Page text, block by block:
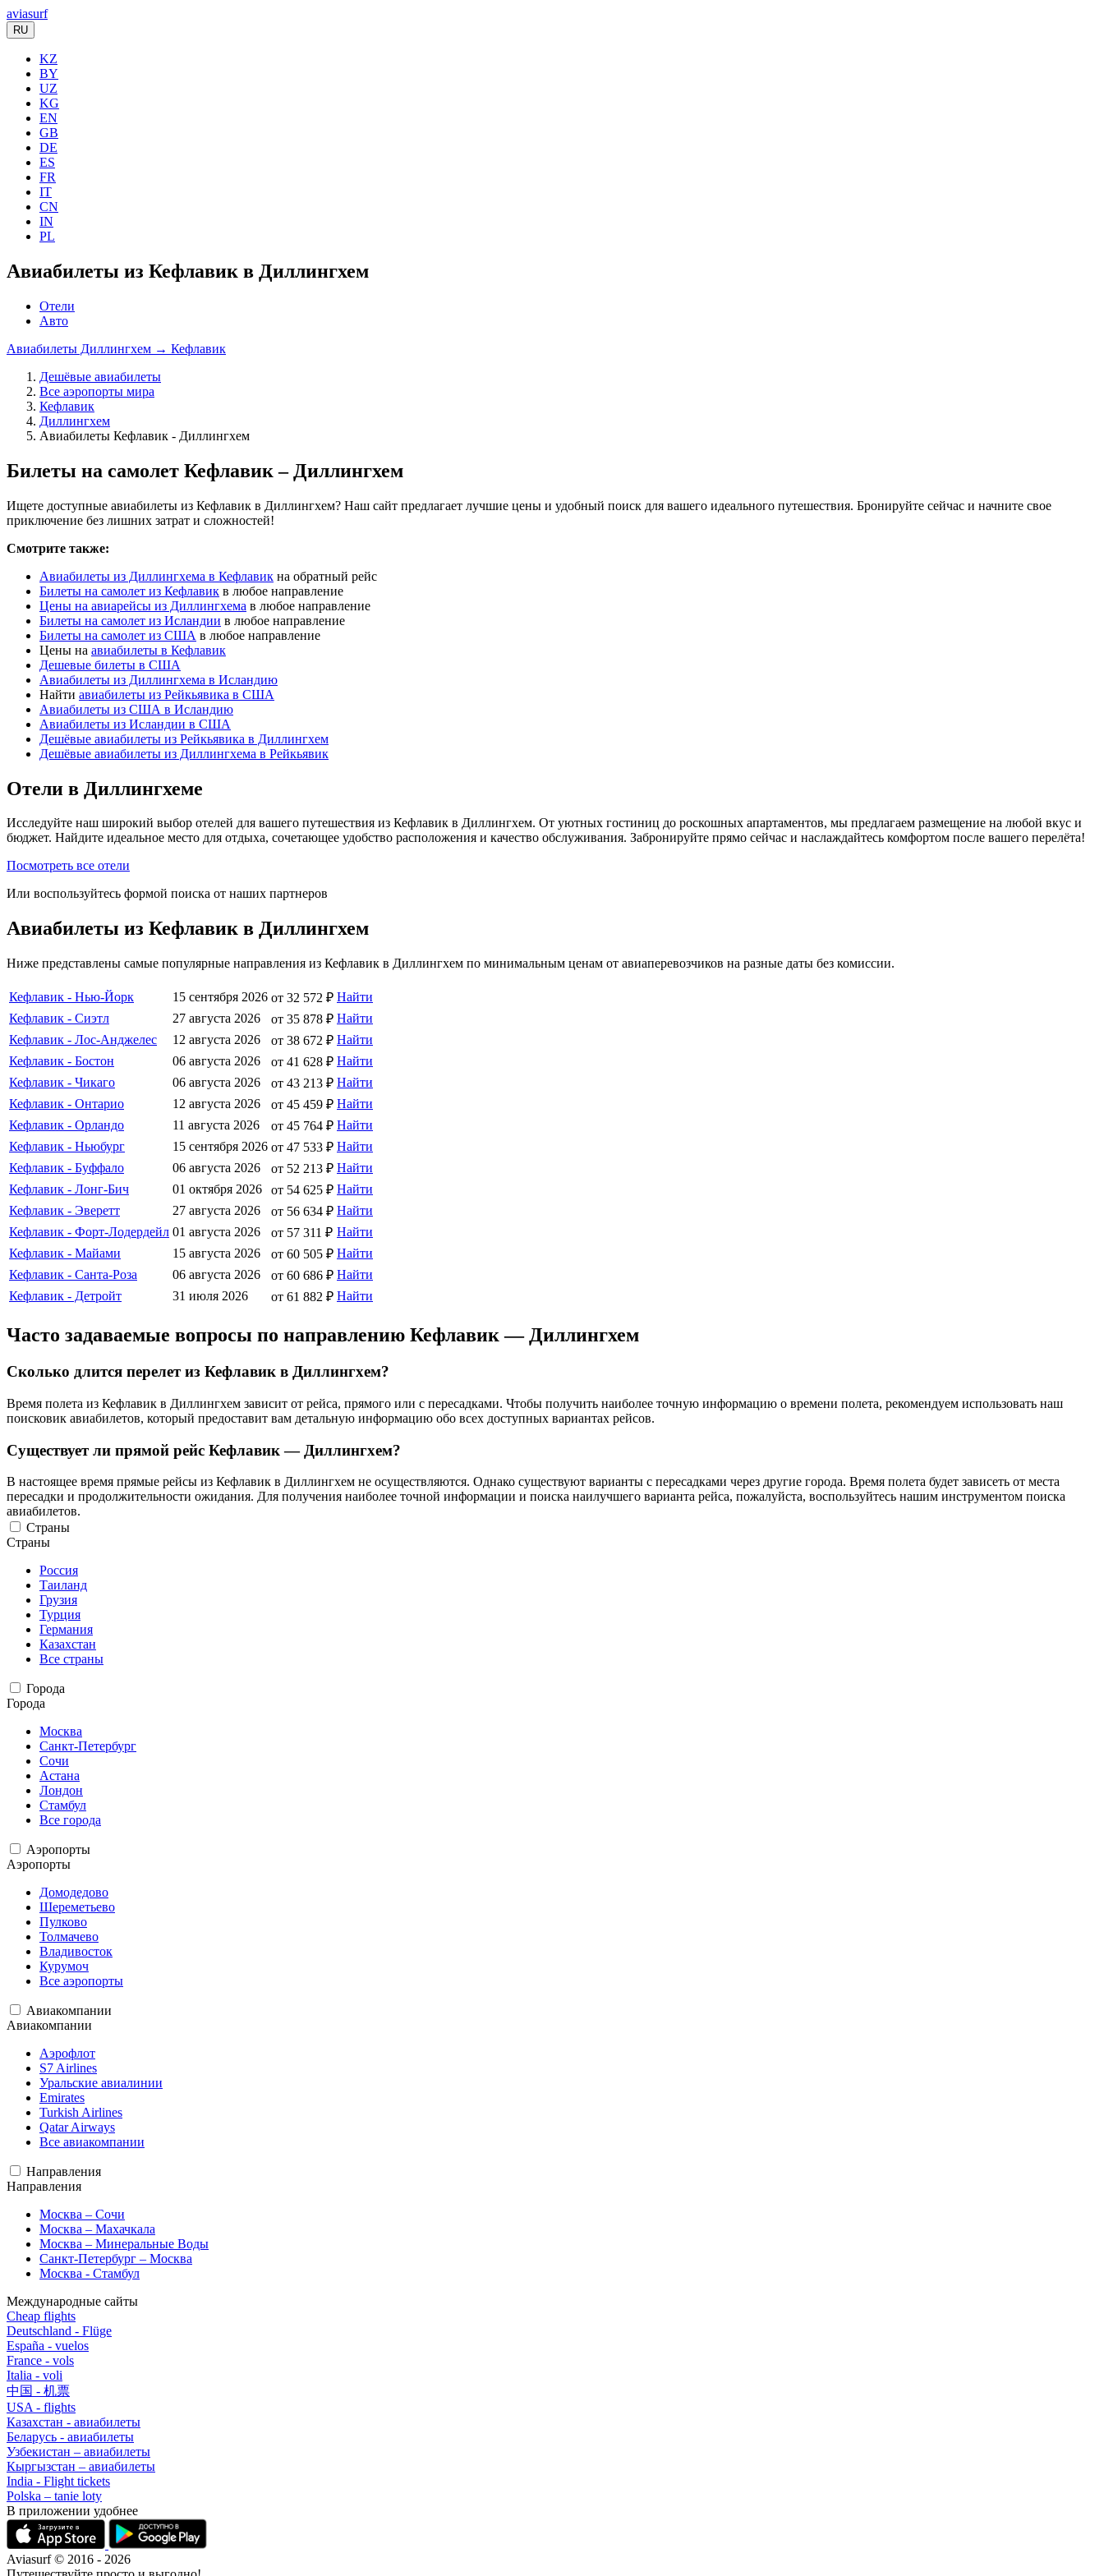
aviasurf
RU
KZ
BY
UZ
KG
EN
GB
DE
ES
FR
IT
CN
IN
PL
Авиабилеты из Кефлавик в Диллингхем
Отели
Авто
Авиабилеты Диллингхем → Кефлавик
Дешёвые авиабилеты
Все аэропорты мира
Кефлавик
Диллингхем
Авиабилеты Кефлавик - Диллингхем
Билеты на самолет Кефлавик – Диллингхем
Ищете доступные авиабилеты из Кефлавик в Диллингхем? Наш сайт предлагает лучшие цены и удобный поиск для вашего идеального путешествия. Бронируйте сейчас и начните свое
приключение без лишних затрат и сложностей!
Смотрите также:
Авиабилеты из Диллингхема в Кефлавик на обратный рейс
Билеты на самолет из Кефлавик в любое направление
Цены на авиарейсы из Диллингхема в любое направление
Билеты на самолет из Исландии в любое направление
Билеты на самолет из США в любое направление
Цены на авиабилеты в Кефлавик
Дешевые билеты в США
Авиабилеты из Диллингхема в Исландию
Найти авиабилеты из Рейкьявика в США
Авиабилеты из США в Исландию
Авиабилеты из Исландии в США
Дешёвые авиабилеты из Рейкьявика в Диллингхем
Дешёвые авиабилеты из Диллингхема в Рейкьявик
Отели в Диллингхеме
Исследуйте наш широкий выбор отелей для вашего путешествия из Кефлавик в Диллингхем. От уютных гостиниц до роскошных апартаментов, мы предлагаем размещение на любой вкус и
бюджет. Найдите идеальное место для отдыха, сочетающее удобство расположения и качество обслуживания. Забронируйте прямо сейчас и наслаждайтесь комфортом после вашего перелёта!
Посмотреть все отели
Или воспользуйтесь формой поиска от наших партнеров
Авиабилеты из Кефлавик в Диллингхем
Ниже представлены самые популярные направления из Кефлавик в Диллингхем по минимальным ценам от авиаперевозчиков на разные даты без комиссии.
Кефлавик - Нью-Йорк 15 сентября 2026 от 32 572 ₽ Найти
Кефлавик - Сиэтл
27 августа 2026 от 35 878 ₽ Найти
Кефлавик - Лос-Анджелес
12 августа 2026 от 38 672 ₽ Найти
Кефлавик - Бостон
06 августа 2026 от 41 628 ₽ Найти
Кефлавик - Чикаго
06 августа 2026 от 43 213 ₽ Найти
Кефлавик - Онтарио
12 августа 2026 от 45 459 ₽ Найти
Кефлавик - Орландо
11 августа 2026 от 45 764 ₽ Найти
Кефлавик - Ньюбург
15 сентября 2026 от 47 533 ₽ Найти
Кефлавик - Буффало
06 августа 2026 от 52 213 ₽ Найти
Кефлавик - Лонг-Бич
01 октября 2026 от 54 625 ₽ Найти
Кефлавик - Эверетт
27 августа 2026 от 56 634 ₽ Найти
Кефлавик - Форт-Лодердейл 01 августа 2026 от 57 311 ₽ Найти
Кефлавик - Майами
15 августа 2026 от 60 505 ₽ Найти
Кефлавик - Санта-Роза
06 августа 2026 от 60 686 ₽ Найти
Кефлавик - Детройт
31 июля 2026 от 61 882 ₽ Найти
Часто задаваемые вопросы по направлению Кефлавик — Диллингхем
Сколько длится перелет из Кефлавик в Диллингхем?
Время полета из Кефлавик в Диллингхем зависит от рейса, прямого или с пересадками. Чтобы получить наиболее точную информацию о времени полета, рекомендуем использовать наш
поисковик авиабилетов, который предоставит вам детальную информацию обо всех доступных вариантах рейсов.
Существует ли прямой рейс Кефлавик — Диллингхем?
В настоящее время прямые рейсы из Кефлавик в Диллингхем не осуществляются. Однако существуют варианты с пересадками через другие города. Время полета будет зависеть от места
пересадки и продолжительности ожидания. Для получения наиболее точной информации и поиска наилучшего варианта рейса, пожалуйста, воспользуйтесь нашим инструментом поиска
авиабилетов.
Страны
Страны
Россия
Таиланд
Грузия
Турция
Германия
Казахстан
Все страны
Города
Города
Москва
Санкт-Петербург
Сочи
Астана
Лондон
Стамбул
Все города
Аэропорты
Аэропорты
Домодедово
Шереметьево
Пулково
Толмачево
Владивосток
Курумоч
Все аэропорты
Авиакомпании
Авиакомпании
Аэрофлот
S7 Airlines
Уральские авиалинии
Emirates
Turkish Airlines
Qatar Airways
Все авиакомпании
Направления
Направления
Москва – Сочи
Москва – Махачкала
Москва – Минеральные Воды
Санкт-Петербург – Москва
Москва - Стамбул
Международные сайты
Cheap flights
Deutschland - Flüge
España - vuelos
France - vols
Italia - voli
中国 - 机票
USA - flights
Казахстан - авиабилеты
Беларусь - авиабилеты
Узбекистан – авиабилеты
Кыргызстан – авиабилеты
India - Flight tickets
Polska – tanie loty
В приложении удобнее
Aviasurf © 2016 - 2026